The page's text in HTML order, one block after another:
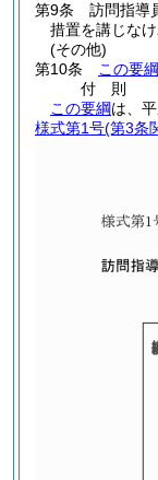
第9条
訪問指導
措置を講じなけ
(その他)
第10条
この要綱
付 則
この要綱は、
様式第1号(第3条